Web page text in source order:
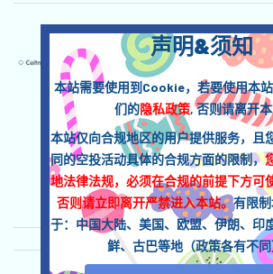
CeitnotProtocol-
CeitnotProtocol正在進行激勵
面，自行儘調，確保並自負安
项任务，奪取預期的空投！
关联:需申请 ETH/ERC/EVM
2026/06/04
重要程度:★★☆2.9 查
声明&须知
本站需要使用到Cookie，若要使用本
们的隐私政策, 否则请离开
本站仅向合规地区的用户提供服务，且
同的空投活动具体的合规方面的限制，
地法律法规，必须在合规的前提下方可
否则请立即离开严禁进入本站。有限
于：中国大陆、美国、欧盟、伊朗、印
鲜、古巴等地（政策各有不同